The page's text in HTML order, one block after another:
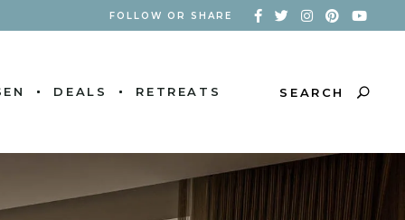
FOLLOW OR SHARE
DEALS RETREATS SEARCH